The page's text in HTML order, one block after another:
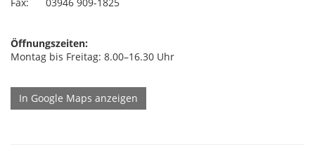
Öffnungszeiten:
Montag bis Freitag: 8.00–16.30 Uhr
In Google Maps anzeigen